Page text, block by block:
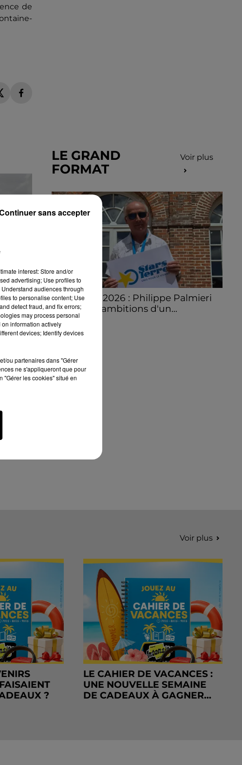
de
LE GRAND
FORMAT
Voir plus
Stars'Terre 2026 : Philippe Palmieri
dévoile les ambitions d'un...
À quelques semaines de la première
édition de Stars'Terre, organisée du 18 au 20
Voir plus
?
LE CAHIER DE VACANCES :
UNE NOUVELLE SEMAINE
DE CADEAUX À GAGNER...
interest: Store and/or
advertising; Use profiles to
audiences through
to personalise content; Use
detect fraud, and fix errors;
may process personal
information actively
devices; Identify devices
ou partenaires dans "Gérer
ne s'appliqueront que pour
"Gérer les cookies" situé en
sans accepter